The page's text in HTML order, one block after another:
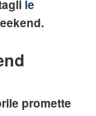
le
promette